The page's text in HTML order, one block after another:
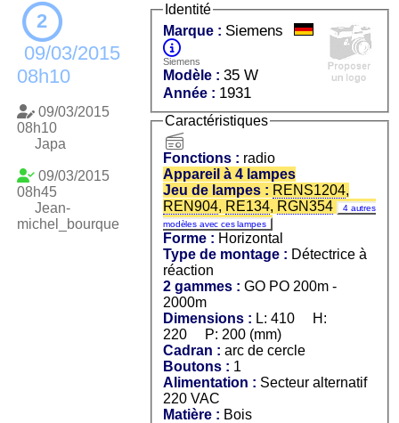
2
09/03/2015
08h10
09/03/2015
08h10
Japa
09/03/2015
08h45
Jean-
michel_bourque
Identité
Marque : Siemens
Siemens
Modèle : 35 W
Année : 1931
Caractéristiques
Fonctions : radio
Appareil à 4 lampes
Jeu de lampes : RENS1204,
REN904, RE134, RGN354
4 autres
modèles avec ces lampes
Forme : Horizontal
Type de montage : Détectrice à
réaction
2 gammes : GO PO 200m -
2000m
Dimensions : L: 410 H:
220 P: 200 (mm)
Cadran : arc de cercle
Boutons : 1
Alimentation : Secteur alternatif
220 VAC
Matière : Bois